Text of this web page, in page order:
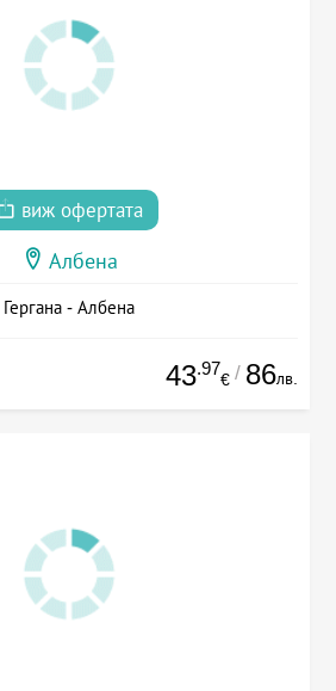
виж офертата
Албена
Гергана - Албена
43.97
€ / 86лв.